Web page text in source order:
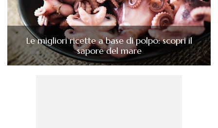
Le migliori ricette a base di polpo: scopri il
sapore del mare